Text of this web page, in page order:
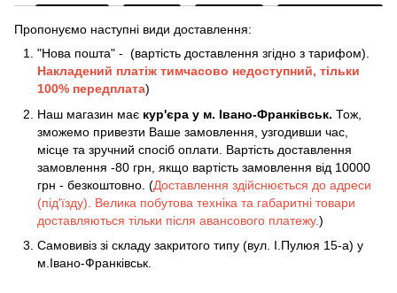
Пропонуємо наступні види доставлення:
"Нова пошта" - (вартість доставлення згідно з тарифом).
Накладений платіж тимчасово недоступний, тільки
100% передплата)
Наш магазин має кур'єра у м. Івано-Франківськ. Тож,
зможемо привезти Ваше замовлення, узгодивши час,
місце та зручний спосіб оплати. Вартість доставлення
замовлення -80 грн, якщо вартість замовлення від 10000
грн - безкоштовно. (Доставлення здійснюється до адреси
(під'їзду). Велика побутова техніка та габаритні товари
доставляються тільки після авансового платежу.)
Самовивіз зі складу закритого типу (вул. І.Пулюя 15-а) у
м.Івано-Франківськ.